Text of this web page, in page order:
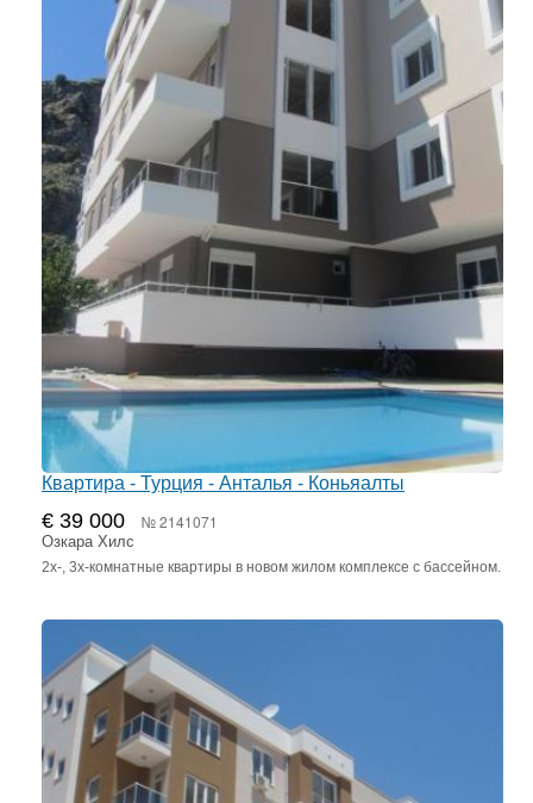
Квартира - Турция - Анталья - Коньяалты
€ 39 000 № 2141071
Озкара Хилс
2х-, 3х-комнатные квартиры в новом жилом комплексе с бассейном.